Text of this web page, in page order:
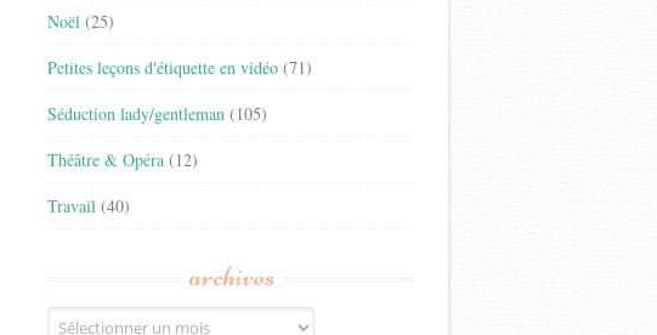
Noël (25)
Petites leçons d'étiquette en vidéo (71)
Séduction lady/gentleman (105)
Théâtre & Opéra (12)
Travail (40)
archives
Archives